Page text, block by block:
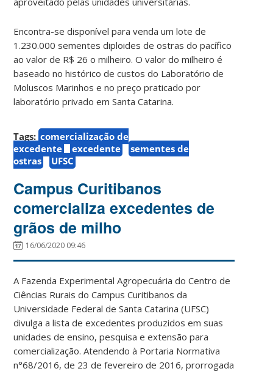
Encontra-se disponível para venda um lote de
1.230.000 sementes diploides de ostras do pacífico
ao valor de R$ 26 o milheiro. O valor do milheiro é
baseado no histórico de custos do Laboratório de
Moluscos Marinhos e no preço praticado por
laboratório privado em Santa Catarina.
Tags: comercialização de
excedente
excedente
sementes de
ostras
UFSC
Campus Curitibanos
comercializa excedentes de
grãos de milho
16/06/2020 09:46
A Fazenda Experimental Agropecuária do Centro de
Ciências Rurais do Campus Curitibanos da
Universidade Federal de Santa Catarina (UFSC)
divulga a lista de excedentes produzidos em suas
unidades de ensino, pesquisa e extensão para
comercialização. Atendendo à Portaria Normativa
n°68/2016, de 23 de fevereiro de 2016, prorrogada